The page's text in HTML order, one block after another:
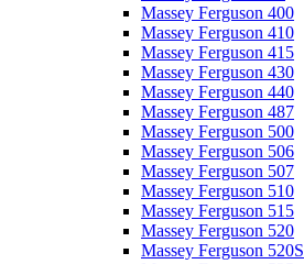
Massey Ferguson 400
Massey Ferguson 410
Massey Ferguson 415
Massey Ferguson 430
Massey Ferguson 440
Massey Ferguson 487
Massey Ferguson 500
Massey Ferguson 506
Massey Ferguson 507
Massey Ferguson 510
Massey Ferguson 515
Massey Ferguson 520
Massey Ferguson 520S